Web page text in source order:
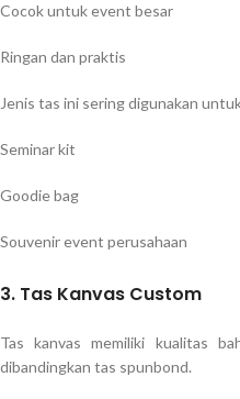
Cocok untuk event besar
Ringan dan praktis
Jenis tas ini sering digunakan
Seminar kit
Goodie bag
Souvenir event perusahaan
3. Tas Kanvas Custom
Tas kanvas memiliki kualitas
dibandingkan tas spunbond.